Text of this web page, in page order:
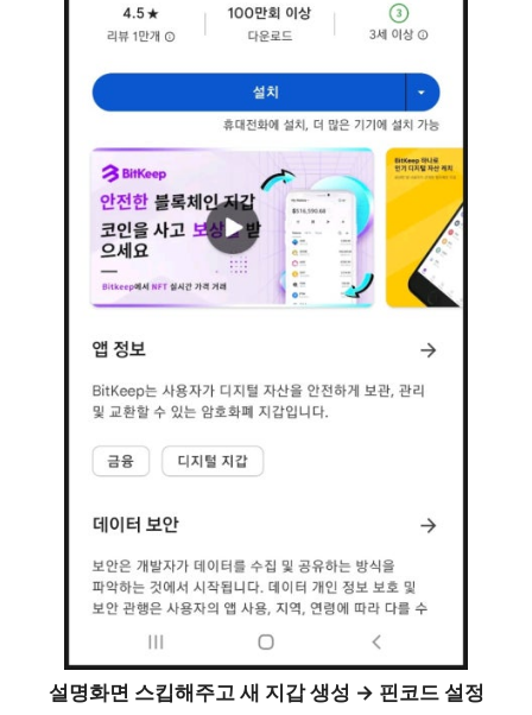
설명화면 스킵해주고 새 지갑 생성 → 핀코드 설정